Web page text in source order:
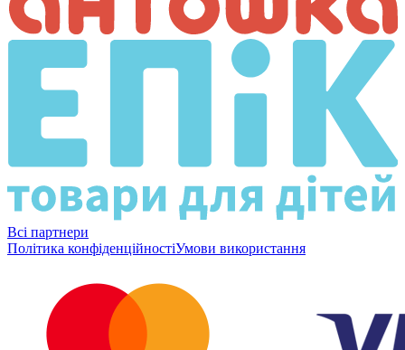
Всі партнери
Політика конфіденційностіУмови використання